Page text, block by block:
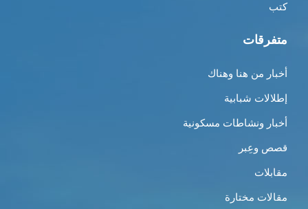
كتب
متفرقات
أخبار من هنا وهناك
إطلالات شبابية
أخبار ونشاطات مسكونية
قصص وعِبر
مقابلات
مقالات مختارة